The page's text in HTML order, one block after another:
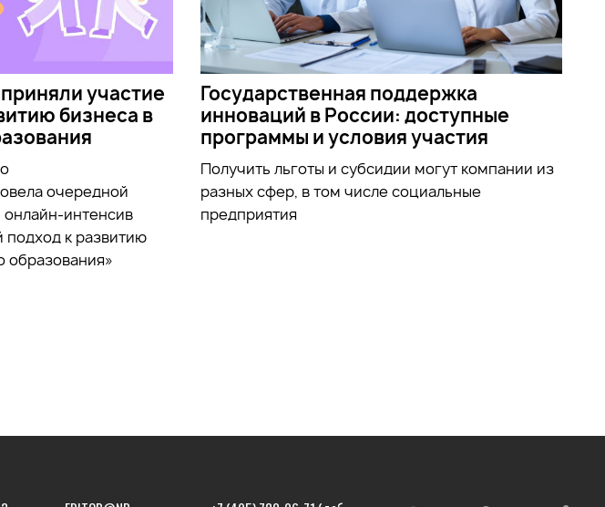
участие
бизнеса в
очередной
интенсив
к развитию
образования»
Государственная поддержка
инноваций в России: доступные
программы и условия участия
Получить льготы и субсидии могут компании из
разных сфер, в том числе социальные
предприятия